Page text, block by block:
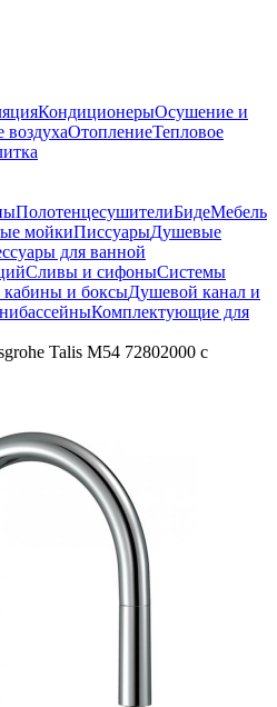
КондиционерыОсушение и
воздухаОтоплениеТепловое
ПолотенцесушителиБидеМебель
мойкиПиссуарыДушевые
для ванной
Сливы и сифоныСистемы
и боксыДушевой канал и
Комплектующие для
Talis M54 72802000 с